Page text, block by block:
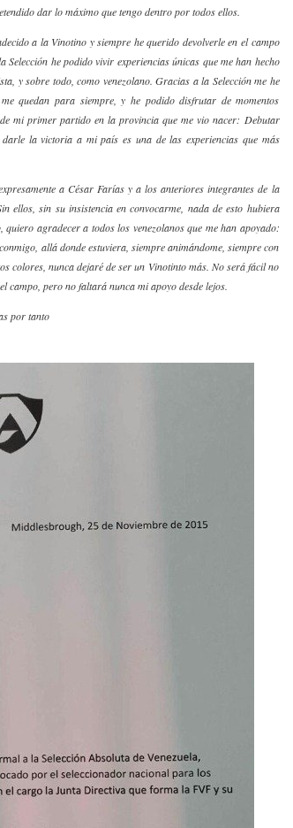
dar lo máximo que tengo dentro por todos ellos.
a la Vinotino y siempre he querido devolverle en el campo
Selección he podido vivir experiencias únicas que me han hecho
y sobre todo, como venezolano. Gracias a la Selección me he
quedan para siempre, y he podido disfrutar de momentos
mi primer partido en la provincia que me vio nacer: Debutar
la victoria a mi país es una de las experiencias que más
a César Farías y a los anteriores integrantes de la
ellos, sin su insistencia en convocarme, nada de esto hubiera
quiero agradecer a todos los venezolanos que me han apoyado:
allá donde estuviera, siempre animándome, siempre con
colores, nunca dejaré de ser un Vinotinto más. No será fácil no
campo, pero no faltará nunca mi apoyo desde lejos.
por tanto